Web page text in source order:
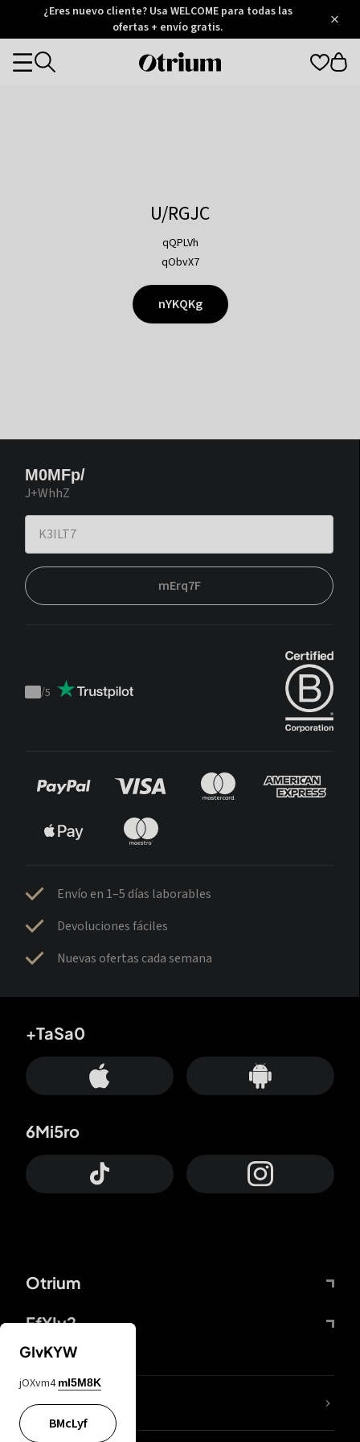
Otrium
Trustpilot
¿Eres nuevo cliente? Usa WELCOME para todas las
ofertas + envío gratis.
Otrium
Categories
U/RGJC
qQPLVh
qObvX7
nYKQKg
M0MFp/
J+WhhZ
mErq7F
Trustpilot
/5
Envío en 1–5 días laborables
Devoluciones fáciles
Nuevas ofertas cada semana
Otrium
FfYIy2
+TaSa0
6Mi5ro
65A04M
GIvKYW
jOXvm4 mI5M8K
BMcLyf